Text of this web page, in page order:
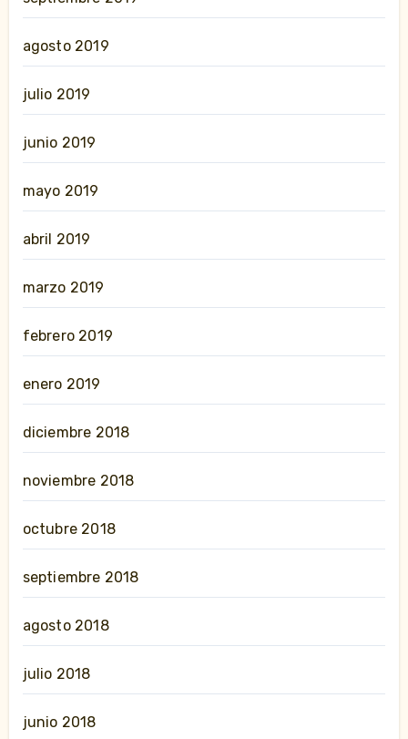
agosto 2019
julio 2019
junio 2019
mayo 2019
abril 2019
marzo 2019
febrero 2019
enero 2019
diciembre 2018
noviembre 2018
octubre 2018
septiembre 2018
agosto 2018
julio 2018
junio 2018